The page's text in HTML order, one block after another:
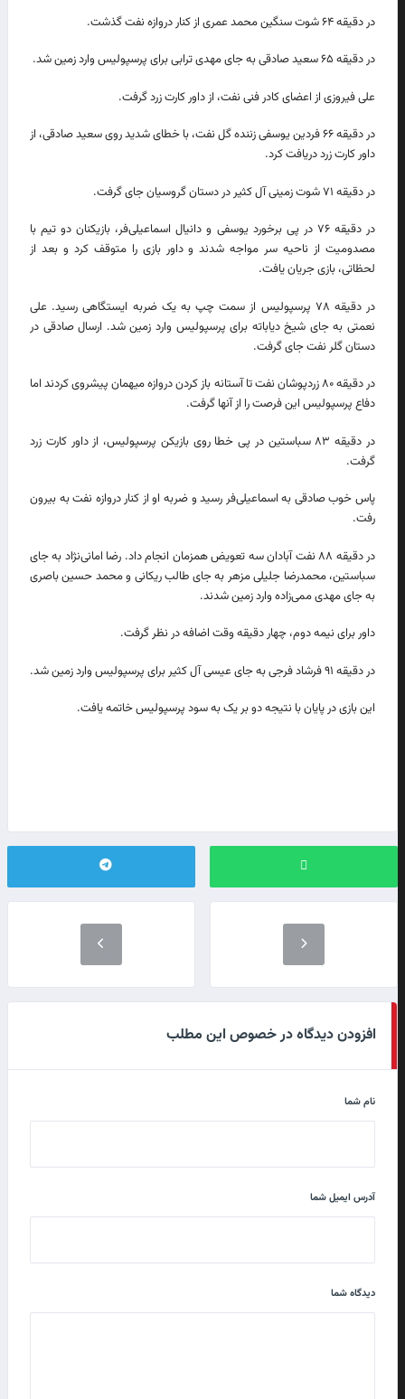
در دقیقه ۶۴ شوت سنگین محمد عمری از کنار دروازه نفت گذشت.
در دقیقه ۶۵ سعید صادقی به جای مهدی ترابی برای پرسپولیس وارد زمین شد.
علی فیروزی از اعضای کادر فنی نفت، از داور کارت زرد گرفت.
در دقیقه ۶۶ فردین یوسفی زننده گل نفت، با خطای شدید روی سعید صادقی، از
داور کارت زرد دریافت کرد.
در دقیقه ۷۱ شوت زمینی آل کثیر در دستان گروسیان جای گرفت.
در دقیقه ۷۶ در پی برخورد یوسفی و دانیال اسماعیلی‌فر، بازیکنان دو تیم با
مصدومیت از ناحیه سر مواجه شدند و داور بازی را متوقف کرد و بعد از
لحظاتی، بازی جریان یافت.
در دقیقه ۷۸ پرسپولیس از سمت چپ به یک ضربه ایستگاهی رسید. علی
نعمتی به جای شیخ دیاباته برای پرسپولیس وارد زمین شد. ارسال صادقی در
دستان گلر نفت جای گرفت.
در دقیقه ۸۰ زردپوشان نفت تا آستانه باز کردن دروازه میهمان پیشروی کردند اما
دفاع پرسپولیس این فرصت را از آنها گرفت.
در دقیقه ۸۳ سباستین در پی خطا روی بازیکن پرسپولیس، از داور کارت زرد
گرفت.
پاس خوب صادقی به اسماعیلی‌فر رسید و ضربه او از کنار دروازه نفت به بیرون
رفت.
در دقیقه ۸۸ نفت آبادان سه تعویض همزمان انجام داد. رضا امانی‌نژاد به جای
سباستین، محمدرضا جلیلی مزهر به جای طالب ریکانی و محمد حسین باصری
به جای مهدی ممی‌زاده وارد زمین شدند.
داور برای نیمه دوم، چهار دقیقه وقت اضافه در نظر گرفت.
در دقیقه ۹۱ فرشاد فرجی به جای عیسی آل کثیر برای پرسپولیس وارد زمین شد.
این بازی در پایان با نتیجه دو بر یک به سود پرسپولیس خاتمه یافت.
افزودن دیدگاه در خصوص این مطلب
نام شما
آدرس ایمیل شما
دیدگاه شما